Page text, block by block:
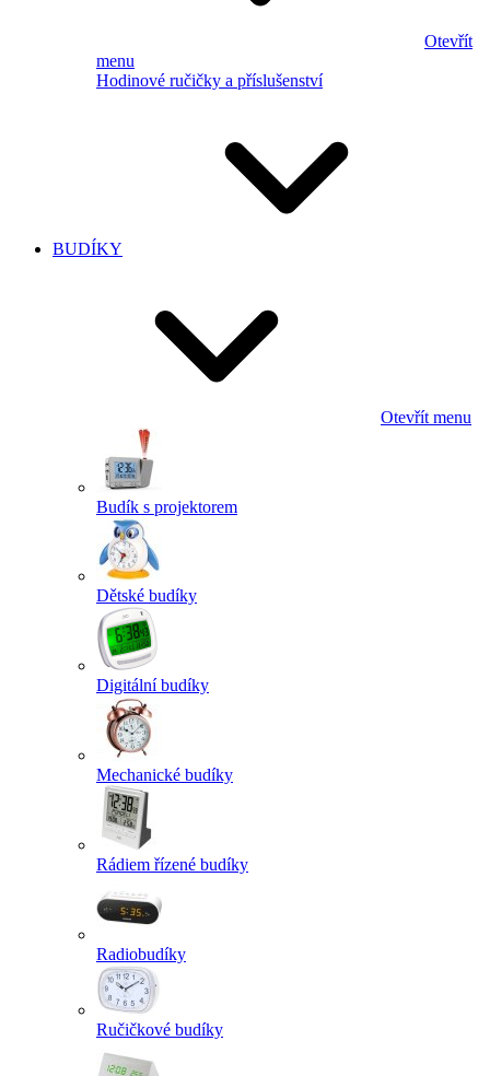
Otevřít
menu
Hodinové ručičky a příslušenství
BUDÍKY
Otevřít menu
Budík s projektorem
Dětské budíky
Digitální budíky
Mechanické budíky
Rádiem řízené budíky
Radiobudíky
Ručičkové budíky